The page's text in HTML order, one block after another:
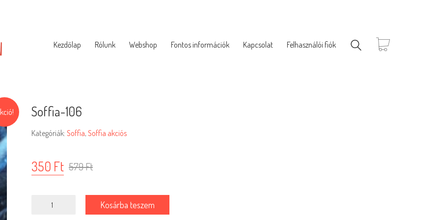
Kezdőlap Rólunk Webshop Fontos információk Kapcsolat Felhasználói fiók
Soffia-106
Kategóriák: Soffia, Soffia akciós
579Ft
350 Ft
Kosárba teszem